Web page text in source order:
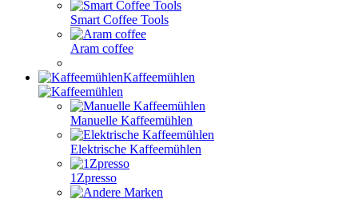
Smart Coffee Tools
Aram coffee
Kaffeemühlen
Manuelle Kaffeemühlen
Elektrische Kaffeemühlen
1Zpresso